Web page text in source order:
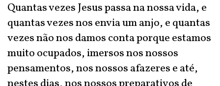
Quantas vezes Jesus passa na nossa vida, e
quantas vezes nos envia um anjo, e quantas
vezes não nos damos conta porque estamos
muito ocupados, imersos nos nossos
pensamentos, nos nossos afazeres e até,